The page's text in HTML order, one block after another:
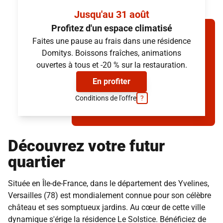
Douche italienne
Volets roulants électriques
Simuler mon loyer
(provisions sur charges et services inclus, hors électricité)
Cuisine aménagée
Douche italienne
Volets roulants électriques
Simuler mon loyer
(provisions sur charges et services inclus, hors électricité)
Jusqu'au 31 août
Profitez d'un espace climatisé
Faites une pause au frais dans une résidence
Domitys. Boissons fraîches, animations
ouvertes à tous et -20 % sur la restauration.
En profiter
Conditions de l'offre ?
Découvrez votre futur
quartier
Située en Île-de-France, dans le département des Yvelines,
Versailles (78) est mondialement connue pour son célèbre
château et ses somptueux jardins. Au cœur de cette ville
dynamique s'érige la résidence Le Solstice. Bénéficiez de